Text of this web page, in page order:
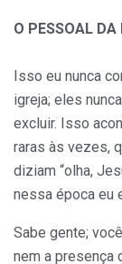
O PESSOAL DA
Isso eu nunca
igreja; eles
excluir. Isso
raras às vezes,
diziam “olha,
nessa época eu
Sabe gente;
nem a presença